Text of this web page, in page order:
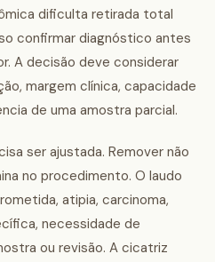
dificulta retirada total
confirmar diagnóstico antes
A decisão deve considerar
margem clínica, capacidade
de uma amostra parcial.
ser ajustada. Remover não
no procedimento. O laudo
atipia, carcinoma,
necessidade de
ou revisão. A cicatriz